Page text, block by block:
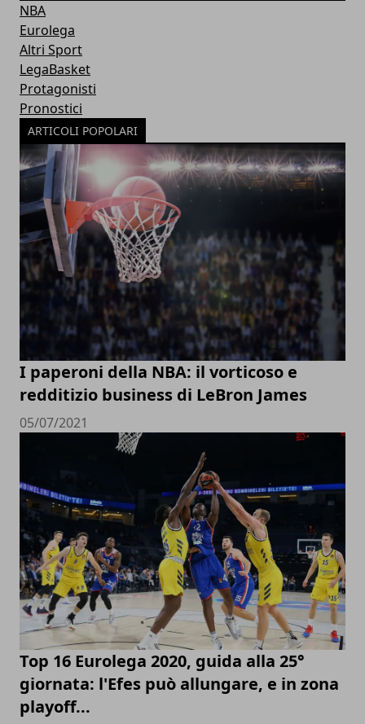
NBA
Eurolega
Altri Sport
LegaBasket
Protagonisti
Pronostici
ARTICOLI POPOLARI
I paperoni della NBA: il vorticoso e
redditizio business di LeBron James
05/07/2021
Top 16 Eurolega 2020, guida alla 25°
giornata: l'Efes può allungare, e in zona
playoff...